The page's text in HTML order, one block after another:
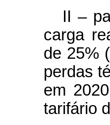
II –
carga
de 25%
perdas
em
tarifário